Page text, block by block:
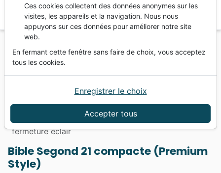
Vous ne pouvez pas créer de nouvelle commande
depuis votre pays (United States).
Bibles standard
Bible Segond 21 compacte (Premium Style) -
couverture souple toilée couleur rose bonbon, avec
fermeture éclair
Bible Segond 21 compacte (Premium
Style)
Ces cookies collectent des données anonymes sur les
visites, les appareils et la navigation. Nous nous
appuyons sur ces données pour améliorer notre site
web.
En fermant cette fenêtre sans faire de choix, vous acceptez
tous les cookies.
Accepter tous
Enregistrer le choix